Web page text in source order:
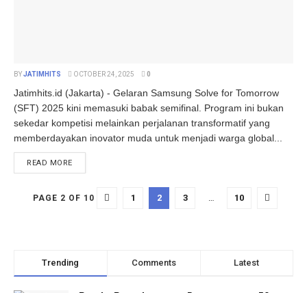
BYJATIMHITS OCTOBER 24, 2025 0
Jatimhits.id (Jakarta) - Gelaran Samsung Solve for Tomorrow
(SFT) 2025 kini memasuki babak semifinal. Program ini bukan
sekedar kompetisi melainkan perjalanan transformatif yang
memberdayakan inovator muda untuk menjadi warga global...
READ MOREDETAILS
PAGE 2 OF 10 1 2 3 … 10
Trending Comments Latest